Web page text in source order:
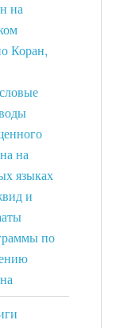
на
Коран,
на
языках
и
по